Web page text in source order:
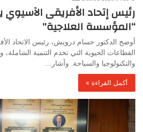
رئيس إتحاد الأفريقى الآسيوي
“المؤسسة العلاجية”
أوضح الدكتور حسام درويش، رئيس الاتحاد
القطاعات الحيوية التي تخدم التنمية
والتكنولوجيا والسياحة. وأشار…
أكمل القراءة »